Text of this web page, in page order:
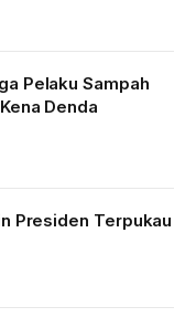
Pelaku Sampah
Denda
Presiden Terpukau